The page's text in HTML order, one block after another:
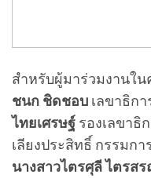
สำหรับผู้มาร่วมงานใ
ชนก ชิดชอบ เลขาธิก
ไทยเศรษฐ์ รองเลขาธิ
เลียงประสิทธิ์ กรรมก
นางสาวไตรศุลี ไตรส